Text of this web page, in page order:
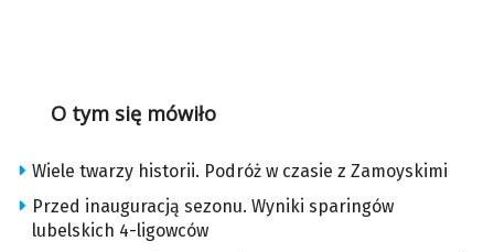
O tym się mówiło
Wiele twarzy historii. Podróż w czasie z Zamoyskimi
Przed inauguracją sezonu. Wyniki sparingów
lubelskich 4-ligowców